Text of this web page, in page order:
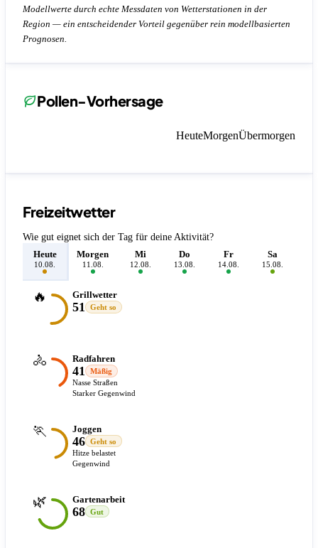
Modellwerte durch echte Messdaten von Wetterstationen in der
Region — ein entscheidender Vorteil gegenüber rein modellbasierten
Prognosen.
Pollen-Vorhersage
HeuteMorgenÜbermorgen
Freizeitwetter
Wie gut eignet sich der Tag für deine Aktivität?
Heute
10.08.
Morgen
11.08.
Mi
12.08.
Do
13.08.
Fr
14.08.
Sa
15.08.
🔥 Grillwetter
51 Geht so
🚴 Radfahren
41
Mäßig
Nasse Straßen
Starker Gegenwind
🏃 Joggen
46
Geht so
Hitze belastet
Gegenwind
🌿 Gartenarbeit
68 Gut